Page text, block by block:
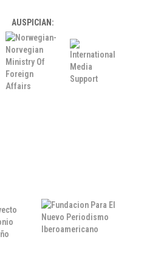
AUSPICIAN: